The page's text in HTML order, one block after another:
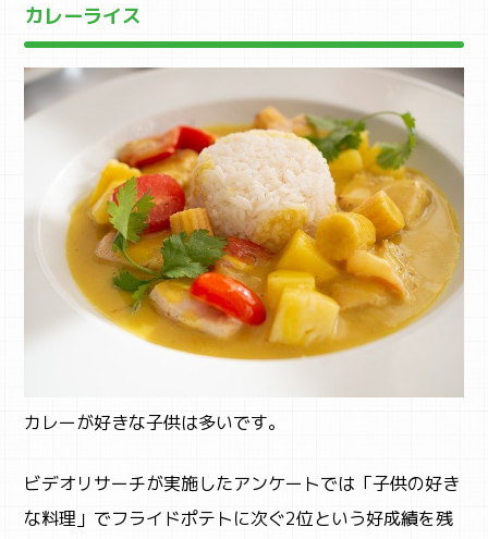
カレーライス
カレーが好きな子供は多いです。
ビデオリサーチが実施したアンケートでは「子供の好き
な料理」でフライドポテトに次ぐ2位という好成績を残